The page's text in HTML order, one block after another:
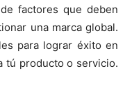
factores que deben
una marca global.
para lograr éxito en
tú producto o servicio.